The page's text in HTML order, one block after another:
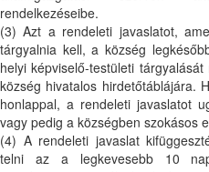
rendelkezéseibe.
(3) Azt a rendeleti javaslatot,
tárgyalnia kell, a község
helyi képviselő-testületi
község hivatalos hirdetőtáblájára.
honlappal, a rendeleti javaslatot
vagy pedig a községben szokásos
(4) A rendeleti javaslat
telni az a legkevesebb 10